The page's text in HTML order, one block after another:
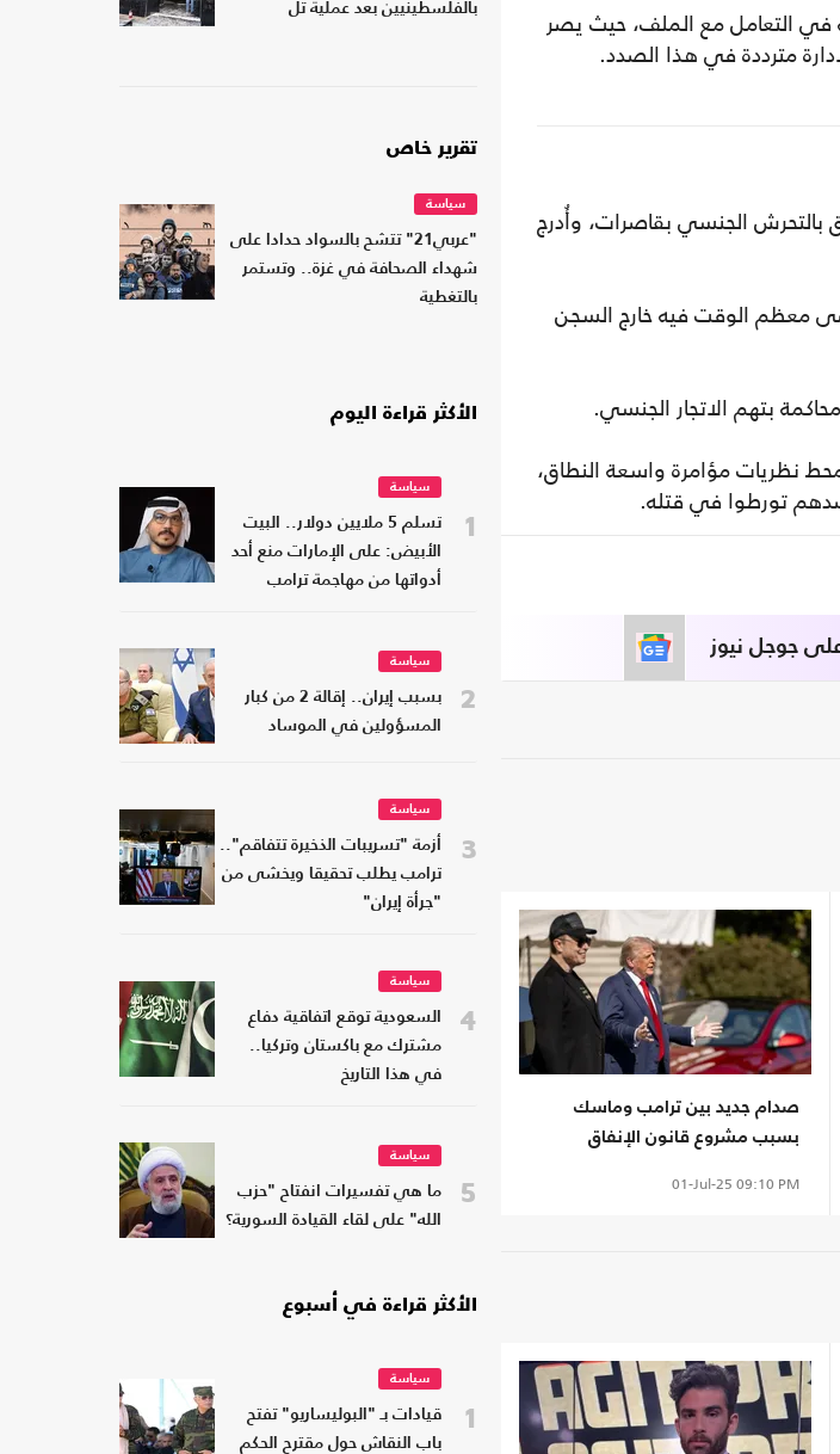
في التعامل مع الملف، حيث يصر
مترددة في هذا الصدد.
2008 بالذنب في تهم تتعلق بالتحرش الجنسي بقاصرات، وأُدرج
18 شهرا في السجن، قضى معظم الوقت فيه خارج السجن
محط نظريات مؤامرة واسعة النطاق،
تورطوا في قتله.
على جوجل نيوز
صدام جديد بين ترامب وماسك
بسبب مشروع قانون الإنفاق
01-Jul-25 09:10 PM
بالفلسطينيين بعد عملية تل
تقرير خاص
سياسة
"عربي21" تتشح بالسواد حدادا على
شهداء الصحافة في غزة.. وتستمر
بالتغطية
الأكثر قراءة اليوم
1
سياسة
تسلم 5 ملايين دولار.. البيت
الأبيض: على الإمارات منع أحد
أدواتها من مهاجمة ترامب
2
سياسة
بسبب إيران.. إقالة 2 من كبار
المسؤولين في الموساد
3
سياسة
أزمة "تسريبات الذخيرة تتفاقم"..
ترامب يطلب تحقيقا ويخشى من
"جرأة إيران"
4
سياسة
السعودية توقع اتفاقية دفاع
مشترك مع باكستان وتركيا..
في هذا التاريخ
5
سياسة
ما هي تفسيرات انفتاح "حزب
الله" على لقاء القيادة السورية؟
الأكثر قراءة في أسبوع
1
سياسة
قيادات بـ "البوليساريو" تفتح
باب النقاش حول مقترح الحكم